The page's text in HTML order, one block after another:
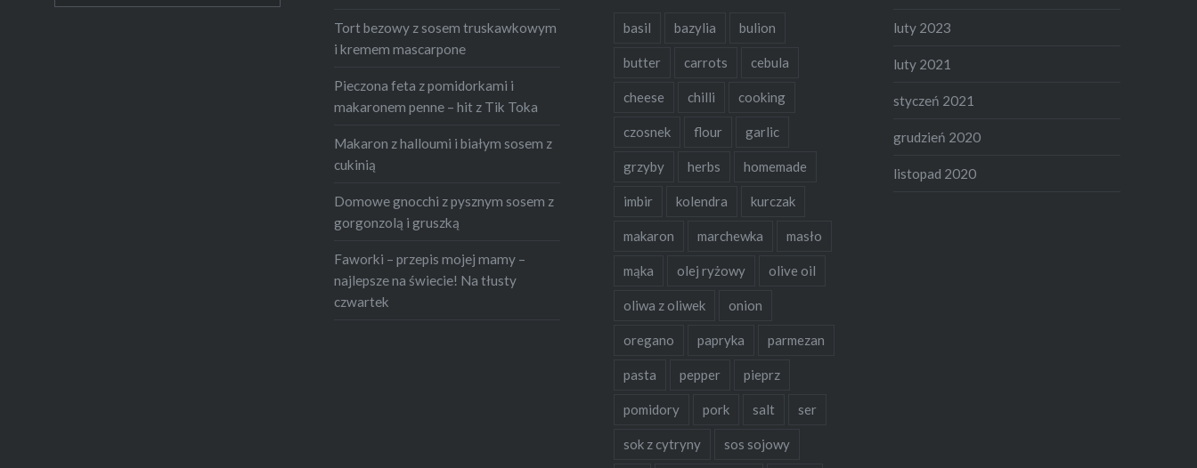
cebulą kroimy w drobną
Tort bezowy z sosem truskawkowym
i kremem mascarpone
Pieczona feta z pomidorkami i
makaronem penne – hit z Tik Toka
Makaron z halloumi i białym sosem z
cukinią
Domowe gnocchi z pysznym sosem z
gorgonzolą i gruszką
Faworki – przepis mojej mamy –
najlepsze na świecie! Na tłusty
czwartek
basil bazylia bulion
butter carrots cebula
cheese chilli cooking
czosnek flour garlic
grzyby herbs homemade
imbir kolendra kurczak
makaron marchewka masło
mąka olej ryżowy olive oil
oliwa z oliwek onion
oregano papryka parmezan
pasta pepper pieprz
pomidory pork salt ser
sok z cytryny sos sojowy
luty 2023
luty 2021
styczeń 2021
grudzień 2020
listopad 2020